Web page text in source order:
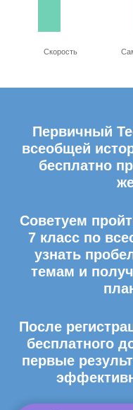
Скорость
Первичный
всеобщей
бесплатно
Советуем
7 класс по
узнать
темам и
После
бесплатного
первые